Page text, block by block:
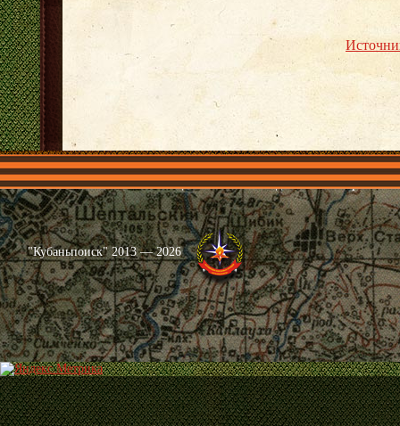
Главная Имена Общественные объединения Проекты
"Кубаньпоиск" 2013 — 2026